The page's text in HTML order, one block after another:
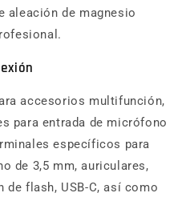
aleación de magnesio
accesorios multifunción,
para entrada de micrófono
específicos para
de 3,5 mm, auriculares,
flash, USB-C, así como